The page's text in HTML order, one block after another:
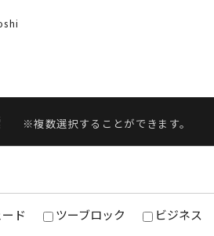
※複数選択することができます。
ド ツーブロック ビジネス